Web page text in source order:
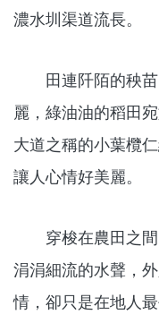
濃水圳渠道流長。
田連阡陌的秧苗
麗，綠油油的稻田
大道之稱的小葉欖
讓人心情好美麗。
穿梭在農田之間
涓涓細流的水聲，
情，卻只是在地人